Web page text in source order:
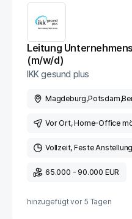
Leitung
(m/w/d)
IKK gesund plus
Magdeburg,Potsdam,
Vor Ort, Home-Office
Vollzeit Feste Anstellung
65.000 - 90.000 EUR
hinzugefügt vor 5 Tagen